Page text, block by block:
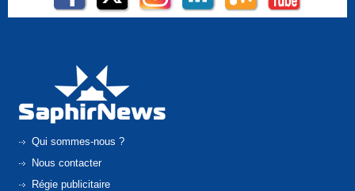
Qui sommes-nous ?
Nous contacter
Régie publicitaire